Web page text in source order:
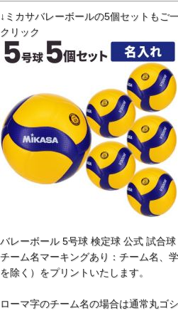
↓ミカサバレーボールの5個セットもご
クリック
バレーボール 5号球 検定球 公式 試合球
チーム名マーキングあり：チーム名、
を除く）をプリントいたします。
ローマ字のチーム名の場合は通常丸ゴ